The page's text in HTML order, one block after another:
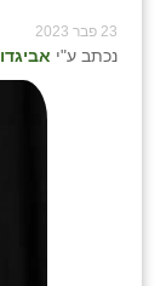
23 פבר 2023
נכתב ע"י